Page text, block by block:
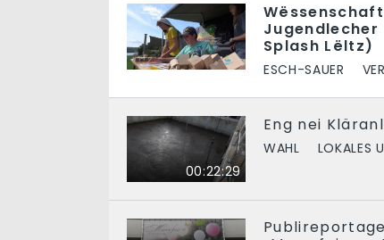
Jugendlecher
Splash Lëltz)
ESCH-SAUER
00:22:29
Eng nei
WAHL LOKALES